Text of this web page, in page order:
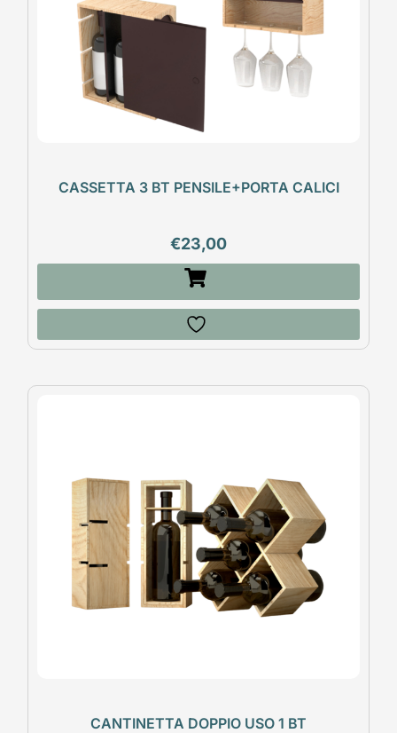
CASSETTA 3 BT PENSILE+PORTA CALICI
€23,00
CANTINETTA DOPPIO USO 1 BT